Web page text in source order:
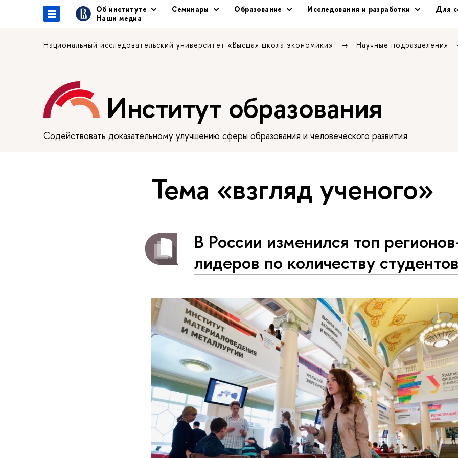
Об институте Семинары Образование Исследования и разработки
Для
Наши медиа
Национальный исследовательский университет «Высшая школа экономики» Научные подразделения
Институт образования
Содействовать доказательному улучшению сферы образования и человеческого развития
Тема «взгляд ученого»
В России изменился топ
лидеров по количеству